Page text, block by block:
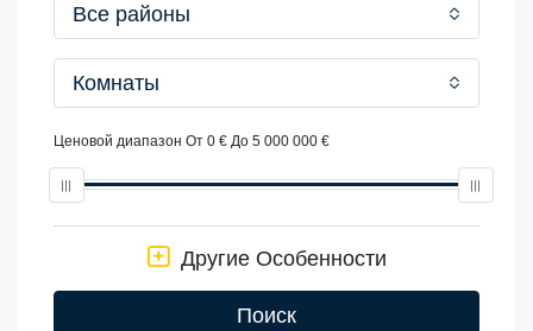
Все районы
Комнаты
Ценовой диапазон От 0 € До 5 000 000 €
Другие Особенности
Поиск